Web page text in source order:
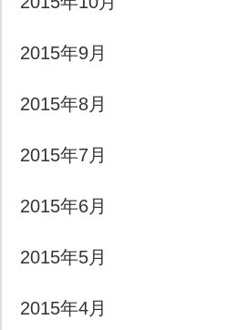
2015年9月
2015年8月
2015年7月
2015年6月
2015年5月
2015年4月